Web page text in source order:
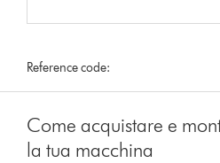
Reference code:
Come acquistare e
la tua macchina